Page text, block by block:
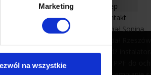
Marketing
na wszystkie
Sklep
Kontakt
Oddział Sonina
Znajdź instalatora
Folie na okna